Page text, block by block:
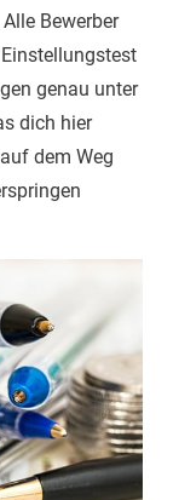
Bewerber
genau unter
dich hier
dem Weg